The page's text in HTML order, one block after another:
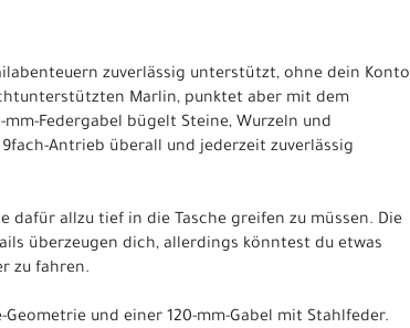
zuverlässig unterstützt, ohne dein Konto
Marlin, punktet aber mit dem
Federgabel bügelt Steine, Wurzeln und
Antrieb überall und jederzeit zuverlässig
allzu tief in die Tasche greifen zu müssen. Die
überzeugen dich, allerdings könntest du etwas
zu fahren.
und einer 120-mm-Gabel mit Stahlfeder.